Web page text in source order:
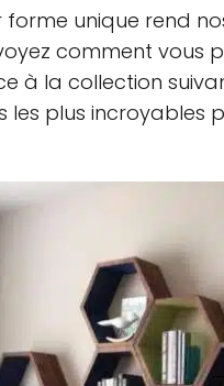
unique rend
comment vous
à la collection
les plus incroyables